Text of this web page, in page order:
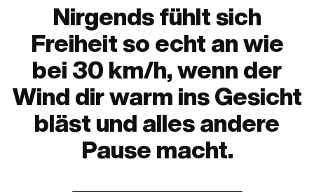
Puch Maxi
X30 Velux
Mofas und
oder 420
Nirgends fühlt sich
Freiheit so echt an wie
bei 30 km/h, wenn der
Wind dir warm ins Gesicht
bläst und alles andere
Pause macht.